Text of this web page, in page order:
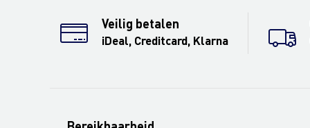
Veilig betalen
iDeal, Creditcard, Klarna